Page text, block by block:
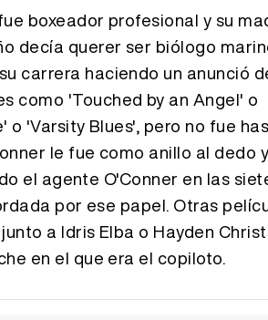
boxeador profesional y su
decía querer ser biólogo
carrera haciendo un anunció
como 'Touched by an Angel' o
'Varsity Blues', pero no fue
le fue como anillo al dedo
el agente O'Conner en las
por ese papel. Otras
a Idris Elba o Hayden
en el que era el copiloto.